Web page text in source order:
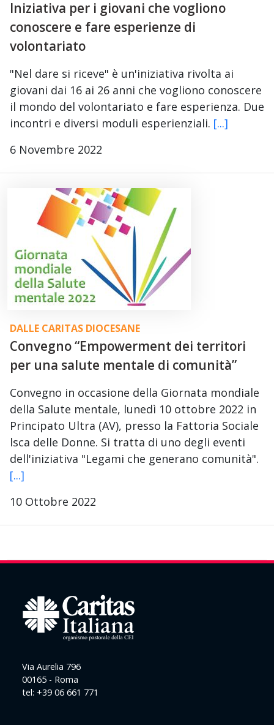
Iniziativa per i giovani che vogliono
conoscere e fare esperienze di
volontariato
"Nel dare si riceve" è un'iniziativa rivolta ai
giovani dai 16 ai 26 anni che vogliono conoscere
il mondo del volontariato e fare esperienza. Due
incontri e diversi moduli esperienziali. [...]
6 Novembre 2022
DALLE CARITAS DIOCESANE
Convegno “Empowerment dei territori
per una salute mentale di comunità”
Convegno in occasione della Giornata mondiale
della Salute mentale, lunedì 10 ottobre 2022 in
Principato Ultra (AV), presso la Fattoria Sociale
lsca delle Donne. Si tratta di uno degli eventi
dell'iniziativa "Legami che generano comunità".
[...]
10 Ottobre 2022
Via Aurelia 796
00165 - Roma
tel: +39 06 661 771